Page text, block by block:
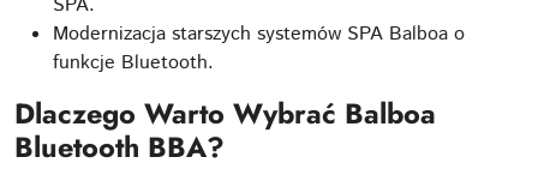
Modernizacja starszych systemów SPA Balboa o
funkcje Bluetooth.
Dlaczego Warto Wybrać Balboa
Bluetooth BBA?